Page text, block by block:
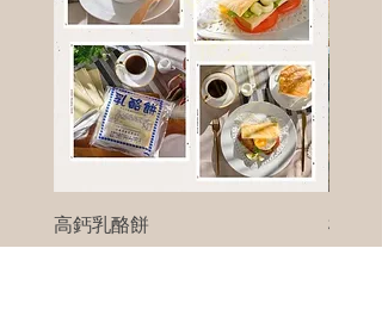
高鈣乳酪餅 樹葡萄